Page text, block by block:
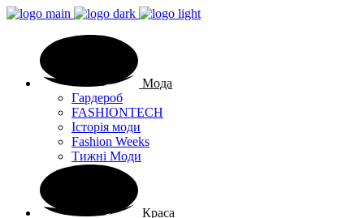
Мода
Гардероб
FASHIONTECH
Історія моди
Fashion Weeks
Тижні Моди
Краса